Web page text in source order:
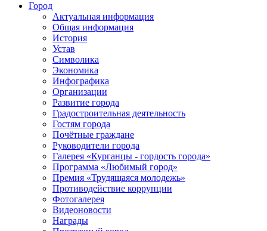
Город
Актуальная информация
Общая информация
История
Устав
Символика
Экономика
Инфографика
Организации
Развитие города
Градостроительная деятельность
Гостям города
Почётные граждане
Руководители города
Галерея «Курганцы - гордость города»
Программа «Любимый город»
Премия «Трудящаяся молодежь»
Противодействие коррупции
Фотогалерея
Видеоновости
Награды